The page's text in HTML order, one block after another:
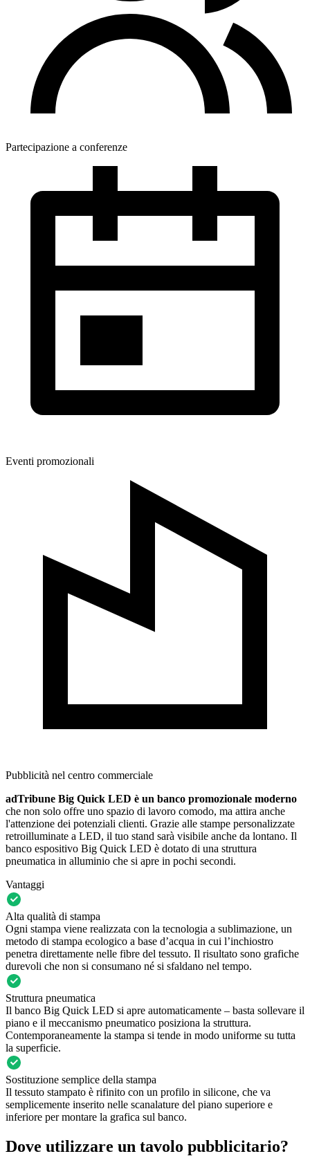
Partecipazione a conferenze
Eventi promozionali
Pubblicità nel centro commerciale
adTribune Big Quick LED è un banco promozionale moderno
che non solo offre uno spazio di lavoro comodo, ma attira anche
l'attenzione dei potenziali clienti. Grazie alle stampe personalizzate
retroilluminate a LED, il tuo stand sarà visibile anche da lontano. Il
banco espositivo Big Quick LED è dotato di una struttura
pneumatica in alluminio che si apre in pochi secondi.
Vantaggi
Alta qualità di stampa
Ogni stampa viene realizzata con la tecnologia a sublimazione, un
metodo di stampa ecologico a base d’acqua in cui l’inchiostro
penetra direttamente nelle fibre del tessuto. Il risultato sono grafiche
durevoli che non si consumano né si sfaldano nel tempo.
Struttura pneumatica
Il banco Big Quick LED si apre automaticamente – basta sollevare il
piano e il meccanismo pneumatico posiziona la struttura.
Contemporaneamente la stampa si tende in modo uniforme su tutta
la superficie.
Sostituzione semplice della stampa
Il tessuto stampato è rifinito con un profilo in silicone, che va
semplicemente inserito nelle scanalature del piano superiore e
inferiore per montare la grafica sul banco.
Dove utilizzare un tavolo pubblicitario?